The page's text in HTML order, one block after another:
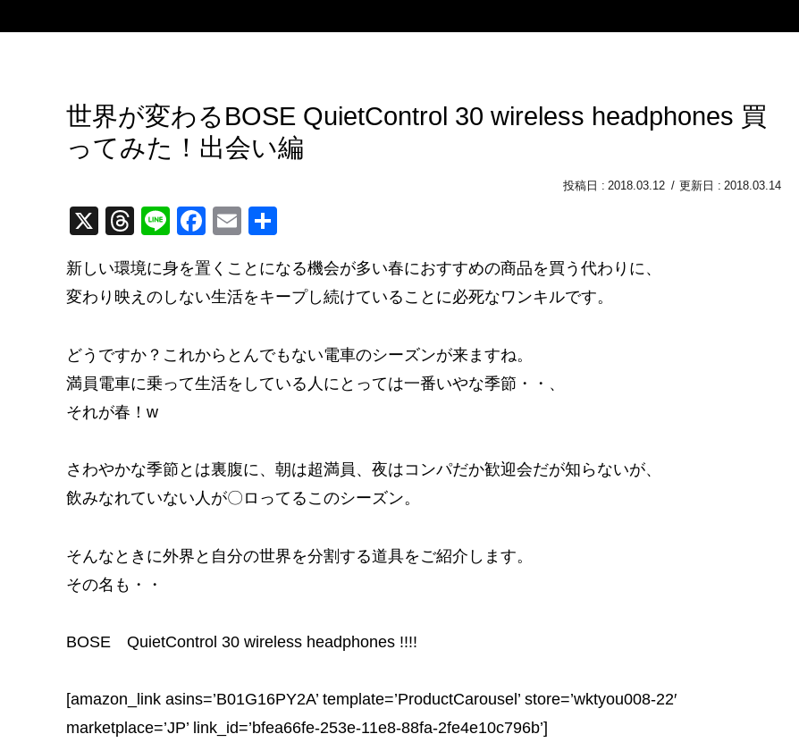
世界が変わるBOSE QuietControl 30 wireless headphones 買
ってみた！出会い編
2018.03.12 2018.03.14
X
T
e
a
s
Li
e
F
c
e
o
o
E
ail
新しい環境に身を置くことになる機会が多い春におすすめの商品を買う代わりに、
変わり映えのしない生活をキープし続けていることに必死なワンキルです。
どうですか？これからとんでもない電車のシーズンが来ますね。
満員電車に乗って生活をしている人にとっては一番いやな季節・・、
それが春！w
さわやかな季節とは裏腹に、朝は超満員、夜はコンパだか歓迎会だが知らないが、
飲みなれていない人が〇ロってるこのシーズン。
そんなときに外界と自分の世界を分割する道具をご紹介します。
その名も・・
BOSE QuietControl 30 wireless headphones !!!!
[amazon_link asins=’B01G16PY2A’ template=’ProductCarousel’ store=’wktyou008-22′
marketplace=’JP’ link_id=’bfea66fe-253e-11e8-88fa-2fe4e10c796b’]